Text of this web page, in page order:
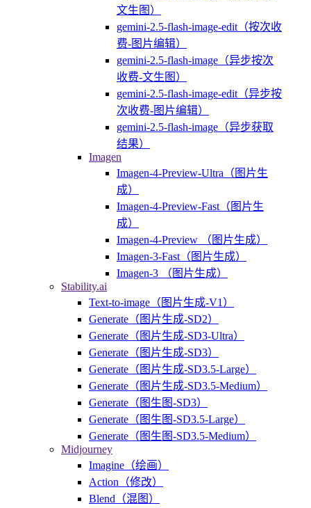
文生图）
gemini-2.5-flash-image-edit（按次收
费-图片编辑）
gemini-2.5-flash-image（异步按次
收费-文生图）
gemini-2.5-flash-image-edit（异步按
次收费-图片编辑）
gemini-2.5-flash-image（异步获取
结果）
Imagen
Imagen-4-Preview-Ultra（图片生
成）
Imagen-4-Preview-Fast（图片生
成）
Imagen-4-Preview （图片生成）
Imagen-3-Fast（图片生成）
Imagen-3 （图片生成）
Stability.ai
Text-to-image（图片生成-V1）
Generate（图片生成-SD2）
Generate（图片生成-SD3-Ultra）
Generate（图片生成-SD3）
Generate（图片生成-SD3.5-Large）
Generate（图片生成-SD3.5-Medium）
Generate（图生图-SD3）
Generate（图生图-SD3.5-Large）
Generate（图生图-SD3.5-Medium）
Midjourney
Imagine（绘画）
Action（修改）
Blend（混图）